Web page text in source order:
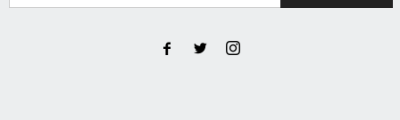
  